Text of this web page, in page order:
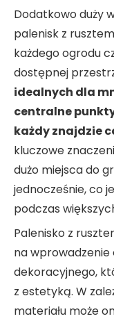
Dodatkowo duży
palenisk z
każdego ogrodu
dostępnej
idealnych dla
centralne
każdy znajdzie
kluczowe
dużo miejsca do
jednocześnie, co
podczas
Palenisko z
na
dekoracyjnego,
z estetyką. W
materiału może